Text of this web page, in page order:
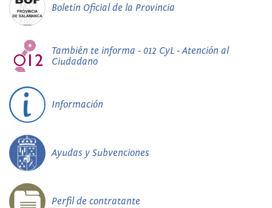
Boletín Oficial de la Provincia
También te informa - 012 CyL - Atención al
Ciudadano
Información
Ayudas y Subvenciones
Perfil de contratante